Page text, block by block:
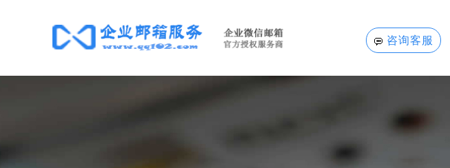
咨询客服